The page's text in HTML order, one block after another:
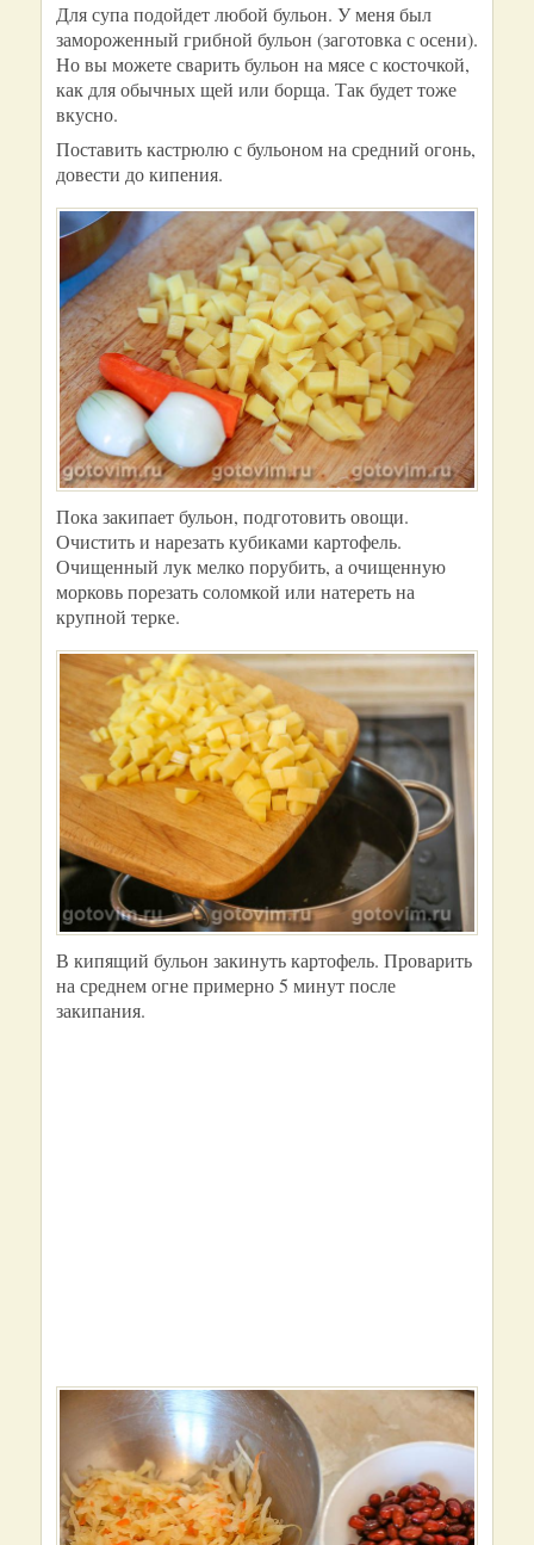
Для супа подойдет любой бульон. У меня был
замороженный грибной бульон (заготовка с осени).
Но вы можете сварить бульон на мясе с косточкой,
как для обычных щей или борща. Так будет тоже
вкусно.
Поставить кастрюлю с бульоном на средний огонь,
довести до кипения.
Пока закипает бульон, подготовить овощи.
Очистить и нарезать кубиками картофель.
Очищенный лук мелко порубить, а очищенную
морковь порезать соломкой или натереть на
крупной терке.
В кипящий бульон закинуть картофель. Проварить
на среднем огне примерно 5 минут после
закипания.